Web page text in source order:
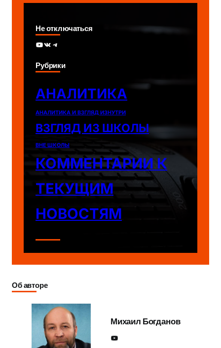
Не отключаться
YouTube ВКонтакте Telegram
Рубрики
АНАЛИТИКА
АНАЛИТИКА И ВЗГЛЯД ИЗНУТРИ
ВЗГЛЯД ИЗ ШКОЛЫ
ВНЕ ШКОЛЫ
КОММЕНТАРИИ К
ТЕКУЩИМ
НОВОСТЯМ
Об авторе
Михаил Богданов
YouTube